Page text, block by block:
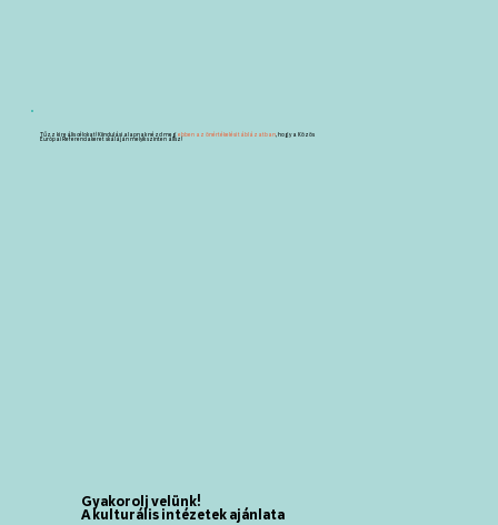
Tűzz ki reális célokat! Kiindulási alapnak nézd meg ebben az önértékelési táblázatban , hogy a Közös
Európai Referenciakeret skáláján melyik szinten állsz!
Gyakorolj velünk!
A kulturális intézetek ajánlata